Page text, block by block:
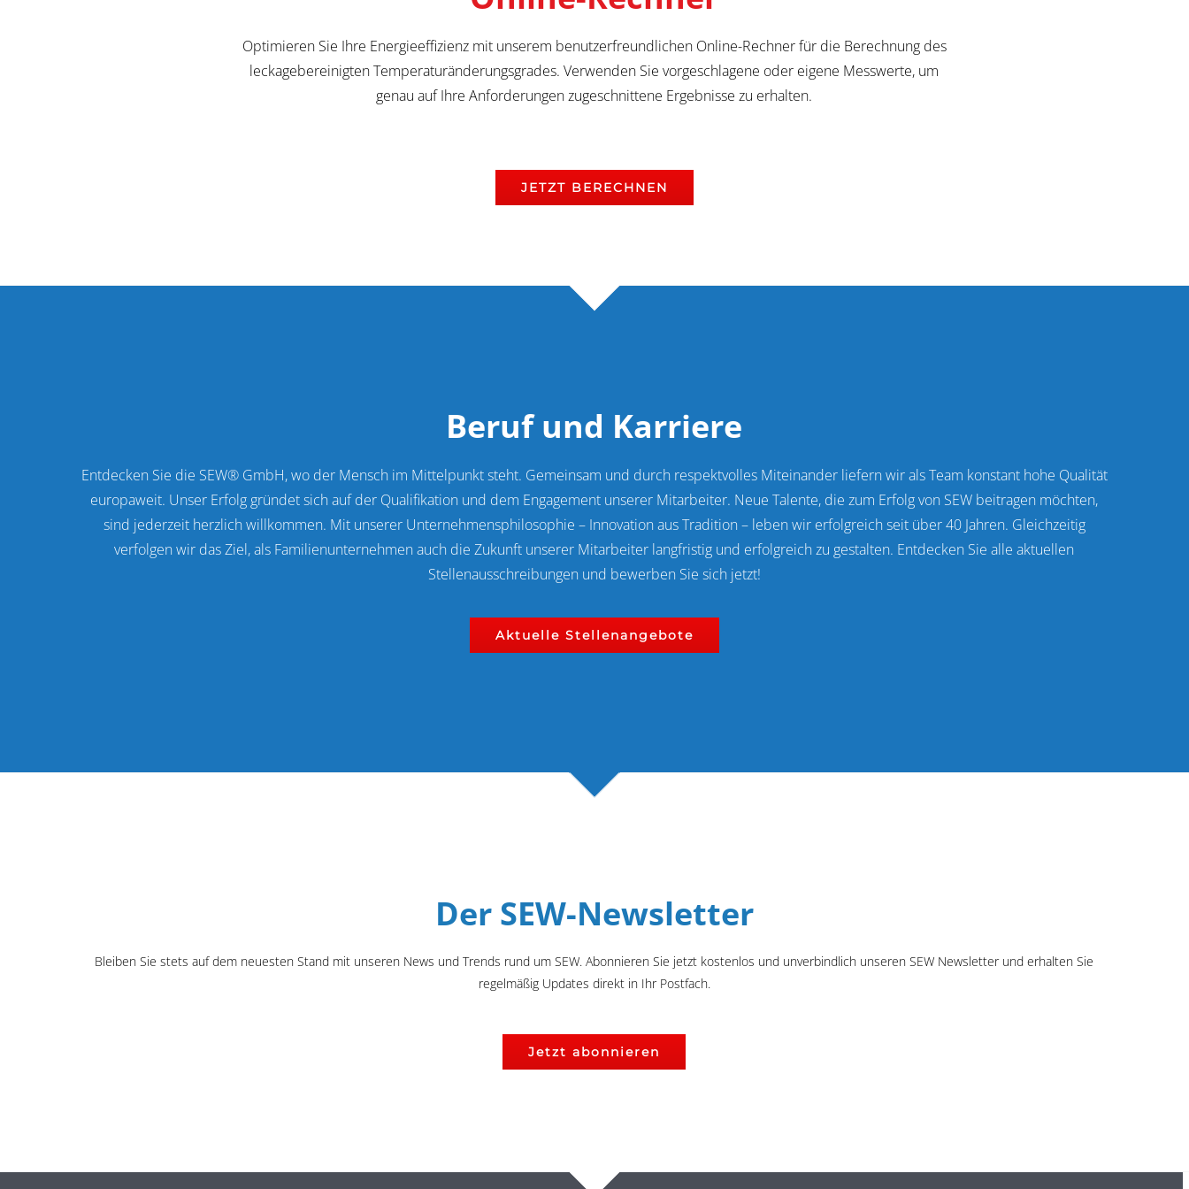
Optimieren Sie Ihre Energieeffizienz mit unserem benutzerfreundlichen Online-Rechner für die Berechnung des
leckagebereinigten Temperaturänderungsgrades. Verwenden Sie vorgeschlagene oder eigene Messwerte, um
genau auf Ihre Anforderungen zugeschnittene Ergebnisse zu erhalten.
JETZT BERECHNEN
Beruf und Karriere
Entdecken Sie die SEW® GmbH, wo der Mensch im Mittelpunkt steht. Gemeinsam und durch respektvolles Miteinander liefern wir als Team konstant hohe Qualität
europaweit. Unser Erfolg gründet sich auf der Qualifikation und dem Engagement unserer Mitarbeiter. Neue Talente, die zum Erfolg von SEW beitragen möchten,
sind jederzeit herzlich willkommen. Mit unserer Unternehmensphilosophie – Innovation aus Tradition – leben wir erfolgreich seit über 40 Jahren. Gleichzeitig
verfolgen wir das Ziel, als Familienunternehmen auch die Zukunft unserer Mitarbeiter langfristig und erfolgreich zu gestalten. Entdecken Sie alle aktuellen
Stellenausschreibungen und bewerben Sie sich jetzt!
Aktuelle Stellenangebote
Der SEW-Newsletter
Bleiben Sie stets auf dem neuesten Stand mit unseren News und Trends rund um SEW. Abonnieren Sie jetzt kostenlos und unverbindlich unseren SEW Newsletter und erhalten Sie
regelmäßig Updates direkt in Ihr Postfach.
Jetzt abonnieren